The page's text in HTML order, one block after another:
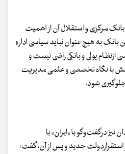
مرکزی و استقلال آن از اهمیت
بانک به هیچ عنوان نباید سیاسی اداره
پولی و بانکی راضی نیست و
با نگاه تخصصی و علمی مدیریت
جلوگیری شود.
درگفت‌وگو با «ایران» با
جدید و پس از آن، گفت: